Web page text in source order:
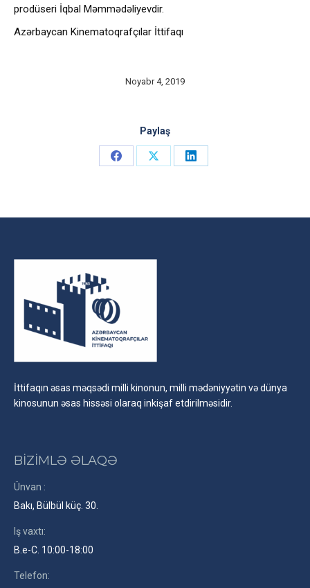
prodüseri İqbal Məmmədəliyevdir.
Azərbaycan Kinematoqrafçılar İttifaqı
Noyabr 4, 2019
Paylaş
Share
Share
Share
İttifaqın əsas məqsədi milli kinonun, milli mədəniyyətin və dünya
kinosunun əsas hissəsi olaraq inkişaf etdirilməsidir.
BİZİMLƏ ƏLAQƏ
Ünvan :
Bakı, Bülbül küç. 30.
Iş vaxtı:
B.e-C. 10:00-18:00
Telefon: